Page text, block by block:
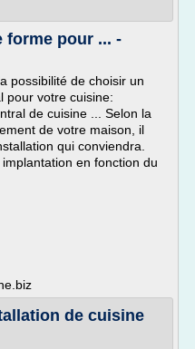
forme pour ... -
possibilité de choisir un
pour votre cuisine:
de cuisine ... Selon la
de votre maison, il
qui conviendra.
en fonction du
de cuisine